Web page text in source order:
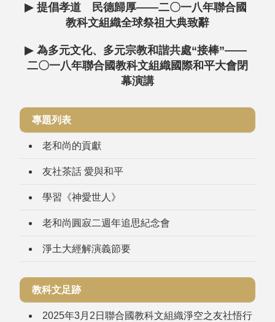
▶ 提倡孝道 民德歸厚——二〇一八年聯合國
教科文組織全球祭祖大典致辭
▶ 為多元文化、多元宗教和諧共處“接棒”——
二〇一八年聯合國教科文組織國際和平大會閉
幕演講
專題列表
老和尚的貢獻
友社茶話 愛與和平
學習《神愛世人》
老和尚圓寂二週年追思紀念會
淨土大經解演義節要
教科文足跡
2025年3月2日聯合國教科文組織淨空之友社悟行